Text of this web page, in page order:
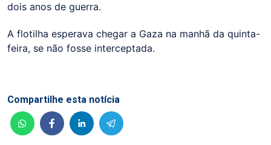
dois anos de guerra.
A flotilha esperava chegar a Gaza na manhã da quinta-
feira, se não fosse interceptada.
Compartilhe esta notícia